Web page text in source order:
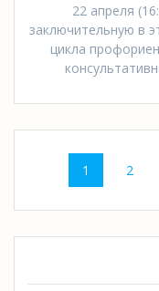
22 апреля
заключительную в
цикла
записям
Страница
1 2